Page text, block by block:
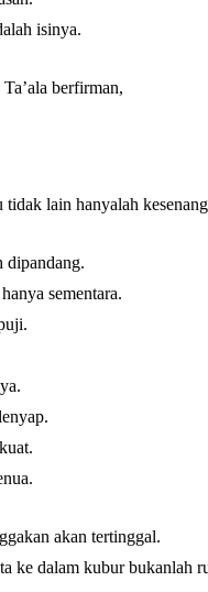
isinya.
berfirman,
lain hanyalah
dipandang.
sementara.
akan tertinggal.
ke dalam kubur bukanlah